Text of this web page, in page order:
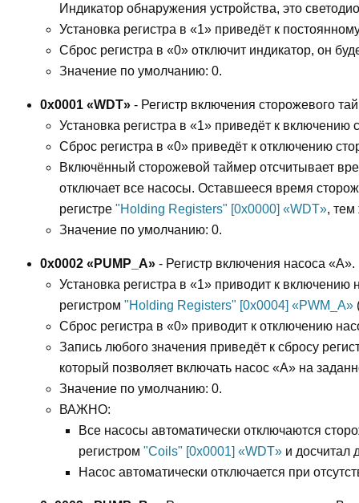
Индикатор обнаружения устройства, это
Установка регистра в «1» приведёт к
Сброс регистра в «0» отключит индикатор, он
Значение по умолчанию: 0.
0x0001 «WDT» - Регистр включения сторожевого
Установка регистра в «1» приведёт к включению
Сброс регистра в «0» приведёт к отключению
Включённый сторожевой таймер отсчитывает
отключает все насосы. Оставшееся время
регистре "Holding Registers" [0x0000] «WDT», тем
Значение по умолчанию: 0.
0x0002 «PUMP_A» - Регистр включения насоса «A».
Установка регистра в «1» приводит к включению
регистром "Holding Registers" [0x0004] «PWM_A»
Сброс регистра в «0» приводит к отключению
Запись любого значения приведёт к сбросу
который позволяет включать насос «A» на
Значение по умолчанию: 0.
ВАЖНО:
Все насосы автоматически отключаются
регистром "Coils" [0x0001] «WDT» и досчитал
Насос автоматически отключается при